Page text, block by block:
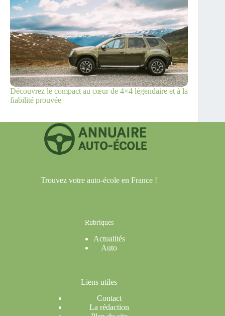
Découvrez le compact au cœur de 4×4 légendaire et à la
fiabilité prouvée
Trouvez votre auto-école en France !
Rubriques
Actualités
Auto
Liens utiles
Contact
La rédaction